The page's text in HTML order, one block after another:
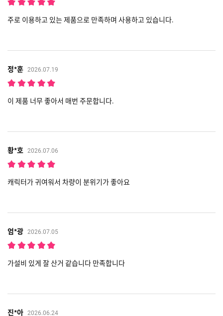
주로 이용하고 있는 제품으로 만족하며 사용하고 있습니다.
정*훈 2026.07.19
이 제품 너무 좋아서 매번 주문합니다.
황*호 2026.07.06
캐릭터가 귀여워서 차량이 분위기가 좋아요
엄*광 2026.07.05
가설비 있게 잘 산거 같습니다 만족합니다
진*아 2026.06.24